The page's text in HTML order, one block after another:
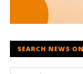
SEARCH NEWS